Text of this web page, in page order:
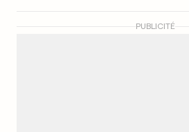
PUBLICITÉ